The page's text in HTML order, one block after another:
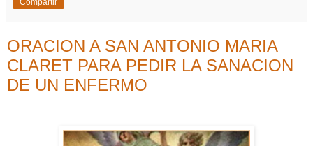
Compartir
ORACION A SAN ANTONIO MARIA
CLARET PARA PEDIR LA SANACION
DE UN ENFERMO